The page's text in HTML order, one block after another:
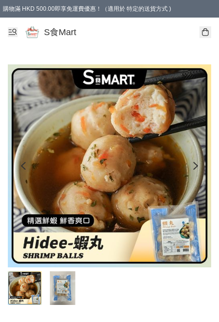
購物滿 HKD 500.00即享免運費優惠！（適用於 特定的送貨方式 )
S食Mart